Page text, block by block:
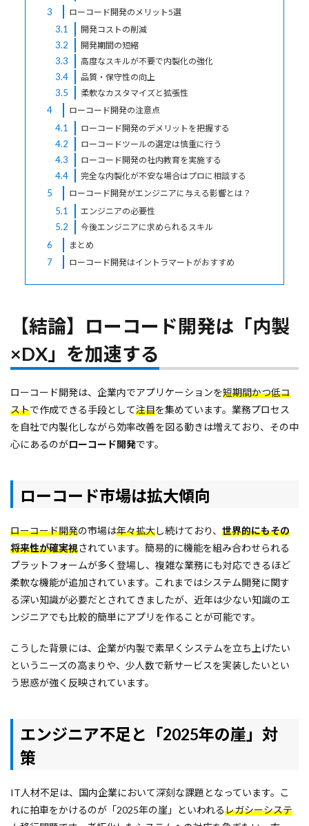
3 ローコード開発のメリット5選
3.1 開発コストの削減
3.2 開発期間の短縮
3.3 高度なスキルが不要で内製化の強化
3.4 品質・保守性の向上
3.5 柔軟なカスタマイズと拡張性
4 ローコード開発の注意点
4.1 ローコード開発のデメリットを把握する
4.2 ローコードツールの選定は慎重に行う
4.3 ローコード開発の社内教育を実施する
4.4 完全な内製化が不安な場合はプロに相談する
5 ローコード開発がエンジニアに与える影響とは？
5.1 エンジニアの必要性
5.2 今後エンジニアに求められるスキル
6 まとめ
7 ローコード開発はイントラマートがおすすめ
【結論】ローコード開発は「内製
×DX」を加速する
ローコード開発は、企業内でアプリケーションを短期間かつ低コ
ストで作成できる手段として注目を集めています。業務プロセス
を自社で内製化しながら効率改善を図る動きは増えており、その中
心にあるのがローコード開発です。
ローコード市場は拡大傾向
ローコード開発の市場は年々拡大し続けており、 世界的にもその
将来性が確実視されています。簡易的に機能を組み合わせられる
プラットフォームが多く登場し、複雑な業務にも対応できるほど
柔軟な機能が追加されています。これまではシステム開発に関す
る深い知識が必要だとされてきましたが、近年は少ない知識のエ
ンジニアでも比較的簡単にアプリを作ることが可能です。
こうした背景には、企業が内製で素早くシステムを立ち上げたい
というニーズの高まりや、少人数で新サービスを実装したいとい
う思惑が強く反映されています。
エンジニア不足と「2025年の崖」対
策
IT人材不足は、国内企業において深刻な課題となっています。こ
れに拍車をかけるのが「2025年の崖」といわれるレガシーシステ